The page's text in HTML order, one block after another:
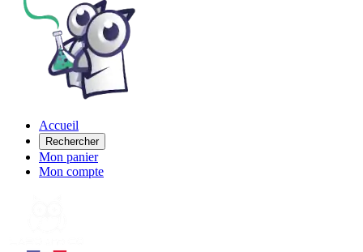
Accueil
Rechercher
Mon panier
Mon compte